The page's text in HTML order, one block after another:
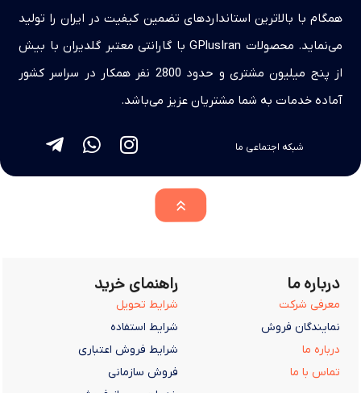
همگام با بالاترین استانداردهای تضمین کیفیت در ایران را تولید
می‌نماید. محصولات GPlusIran با گارانتی معتبر گلدیران با بیش
از پنج میلیون مشتری و حدود 2800 نفر همکار در سراسر کشور
آماده خدمات به شما مشتریان عزیز می‌باشد.
شبکه اجتماعی ما
درباره ما
معرفی شرکت
نمایندگان فروش
درباره ما
تماس با ما
راهنمای خرید
شرایط تحویل
شرایط استفاده
شرایط فروش اعتباری
فروش سازمانی